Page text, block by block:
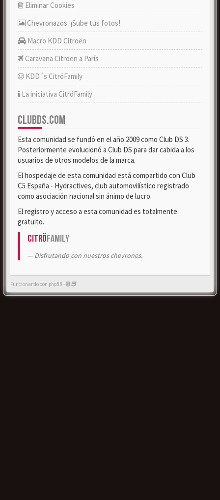
Eliminar Cookies
Chevronazos: ¡Sube tus fotos!
Macro KDD Citroën
Caravana Citroën a París
KDD´s CitröFamily
La iniciativa CitröFamily
CLUBDS.COM
Esta comunidad se fundó en el año 2009 como Club DS 3.
Posteriormente evolucionó a Club DS para dar cabida a los
usuarios de otros modelos de la marca.
El hospedaje de esta comunidad está compartido con Club
C5 España - Hydractives, club automovilístico registrado
como asociación nacional sin ánimo de lucro.
El registro y acceso a esta comunidad es totalmente
gratuito.
CitröFamily
Disfrutando con nuestros chevrones.
Funcionando con phpBB -